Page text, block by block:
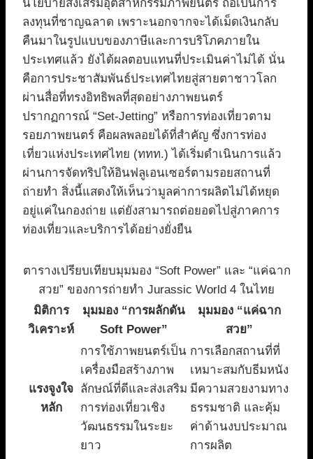
นโยบายส่งเสริมอุตสาหกรรมภาพยนตร์ ถือเป็นการ
ลงทุนที่ชาญฉลาด เพราะนอกจากจะได้เม็ดเงินกลับ
คืนมาในรูปแบบของภาษีและการบริโภคภายใน
ประเทศแล้ว ยังได้ผลตอบแทนที่ประเมินค่าไม่ได้ นั่น
คือการประชาสัมพันธ์ประเทศไทยสู่สายตาชาวโลก
ผ่านสื่อที่ทรงอิทธิพลที่สุดอย่างภาพยนตร์
ปรากฏการณ์ “Set-Jetting” หรือการท่องเที่ยวตาม
รอยภาพยนตร์ คือผลพลอยได้ที่สำคัญ ซึ่งการท่อง
เที่ยวแห่งประเทศไทย (ททท.) ได้เริ่มดำเนินการแล้ว
ผ่านการจัดทริปให้อินฟลูเอนเซอร์ตามรอยสถานที่
ถ่ายทำ สิ่งนี้แสดงให้เห็นว่ามูลค่าการผลิตไม่ได้หยุด
อยู่แค่ในกองถ่าย แต่ยังสามารถต่อยอดไปสู่ภาคการ
ท่องเที่ยวและบริการได้อย่างยั่งยืน
ตารางเปรียบเทียบมุมมอง “Soft Power” และ “แค่ฉาก
สวย” ของการถ่ายทำ Jurassic World 4 ในไทย
มิติการ
วิเคราะห์
มุมมอง “การผลักดัน
Soft Power”
มุมมอง “แค่ฉาก
สวย”
แรงจูงใจ
หลัก
การใช้ภาพยนตร์เป็น
เครื่องมือสร้างภาพ
ลักษณ์ที่ดีและส่งเสริม
การท่องเที่ยวเชิง
วัฒนธรรมในระยะ
ยาว
การเลือกสถานที่ที่
เหมาะสมกับธีมหนัง
มีความสวยงามทาง
ธรรมชาติ และคุ้ม
ค่าด้านงบประมาณ
การผลิต